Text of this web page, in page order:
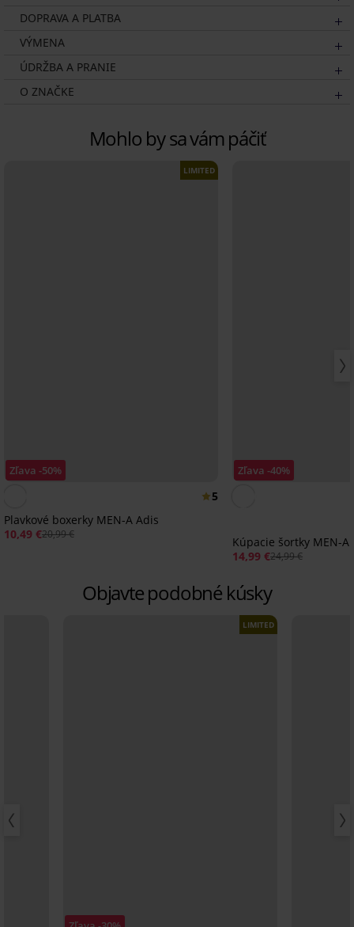
DOPRAVA A PLATBA
VÝMENA
ÚDRŽBA A PRANIE
O ZNAČKE
Mohlo by sa vám páčiť
Zľava -50%
LIMITED
5
Plavkové boxerky MEN-A Adis
10,49 €20,99 €
Zľava -40%
Kúpacie šortky MEN-A
14,99 €24,99 €
Objavte podobné kúsky
LIMITED